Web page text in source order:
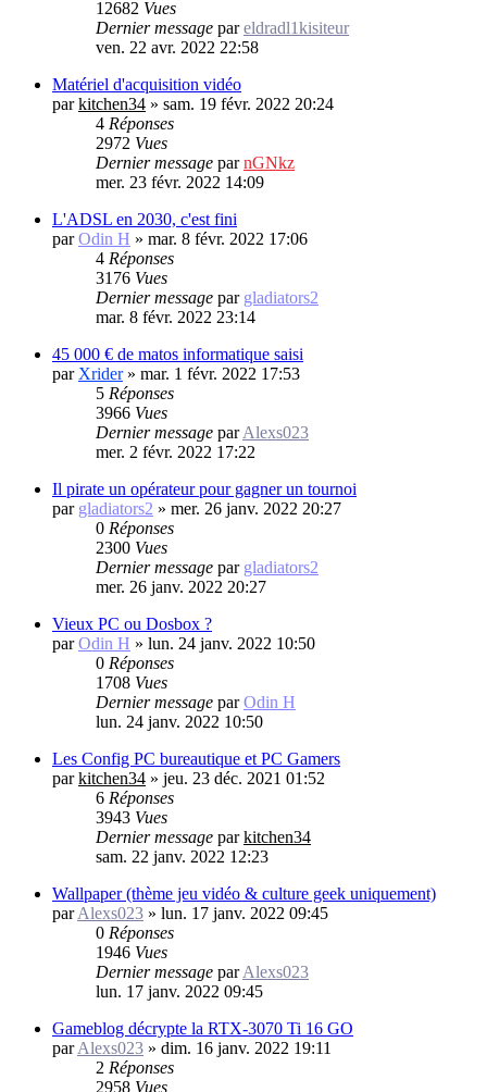
12682 Vues
Dernier message pareldradl1kisiteur
ven. 22 avr. 2022 22:58
Matériel d'acquisition vidéo
parkitchen34 » sam. 19 févr. 2022 20:24
4 Réponses
2972 Vues
Dernier message parnGNkz
mer. 23 févr. 2022 14:09
L'ADSL en 2030, c'est fini
parOdin H » mar. 8 févr. 2022 17:06
4 Réponses
3176 Vues
Dernier message par gladiators2
mar. 8 févr. 2022 23:14
45 000 € de matos informatique saisi
par Xrider» mar. 1 févr. 2022 17:53
5 Réponses
3966 Vues
Dernier message parAlexs023
mer. 2 févr. 2022 17:22
Il pirate un opérateur pour gagner un tournoi
par gladiators2 » mer. 26 janv. 2022 20:27
0 Réponses
2300 Vues
Dernier message par gladiators2
mer. 26 janv. 2022 20:27
Vieux PC ou Dosbox ?
parOdin H » lun. 24 janv. 2022 10:50
0 Réponses
1708 Vues
Dernier message parOdin H
lun. 24 janv. 2022 10:50
Les Config PC bureautique et PC Gamers
parkitchen34 » jeu. 23 déc. 2021 01:52
6 Réponses
3943 Vues
Dernier message parkitchen34
sam. 22 janv. 2022 12:23
Wallpaper (thème jeu vidéo & culture geek uniquement)
parAlexs023 » lun. 17 janv. 2022 09:45
0 Réponses
1946 Vues
Dernier message parAlexs023
lun. 17 janv. 2022 09:45
Gameblog décrypte la RTX-3070 Ti 16 GO
parAlexs023 » dim. 16 janv. 2022 19:11
2 Réponses
2958 Vues